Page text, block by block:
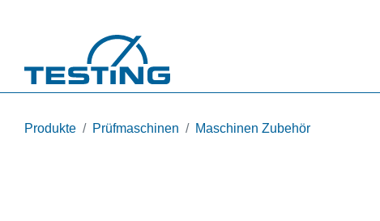
Produkte Prüfmaschinen Maschinen Zubehör